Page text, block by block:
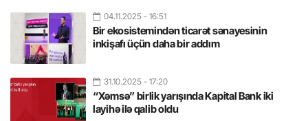
04.11.2025 - 16:51
Bir ekosistemindən ticarət sənayesinin
inkişafı üçün daha bir addım
31.10.2025 - 17:20
“Xəmsə” birlik yarışında Kapital Bank iki
layihə ilə qalib oldu